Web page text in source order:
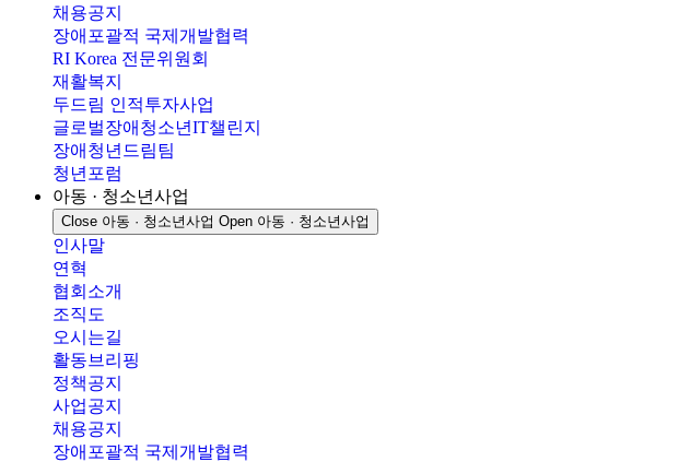
채용공지
장애포괄적 국제개발협력
RI Korea 전문위원회
재활복지
두드림 인적투자사업
글로벌장애청소년IT챌린지
장애청년드림팀
청년포럼
아동 · 청소년사업
Close 아동 · 청소년사업 Open 아동 · 청소년사업
인사말
연혁
협회소개
조직도
오시는길
활동브리핑
정책공지
사업공지
채용공지
장애포괄적 국제개발협력